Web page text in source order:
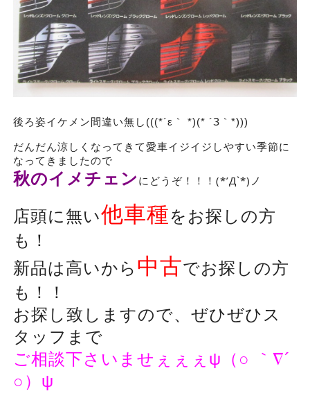
後ろ姿イケメン間違い無し(((*´ε｀ *)(* ´З｀*)))
だんだん涼しくなってきて愛車イジイジしやすい季節に
なってきましたので
秋のイメチェン にどうぞ！！！(*’Д`*)ノ
店頭に無い他車種をお探しの方
も！
新品は高いから 中古でお探しの方
も！！
お探し致しますので、ぜひぜひス
タッフまで
ご相談下さいませぇぇぇψ（○ ｀∇´
○）ψ